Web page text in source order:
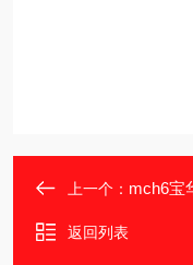
上一个： mch6宝
返回列表